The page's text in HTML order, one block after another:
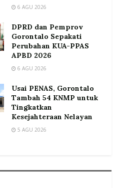
6 AGU 2026
DPRD dan Pemprov
Gorontalo Sepakati
Perubahan KUA-PPAS
APBD 2026
6 AGU 2026
Usai PENAS, Gorontalo
Tambah 54 KNMP untuk
Tingkatkan
Kesejahteraan Nelayan
5 AGU 2026